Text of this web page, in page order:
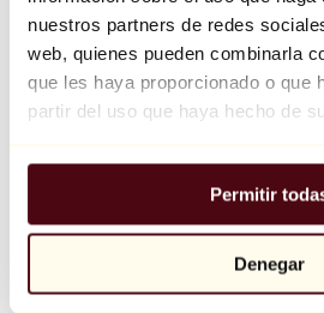
nuestros partners de redes
web, quienes pueden combinarla
que les haya proporcionado o que
partir del uso que haya hecho de
Permitir
Denegar
Balloon Dog (Orange)
Jeff Koons
10.000 €
Explorar
Todos los escultores
Todos los fotógrafos